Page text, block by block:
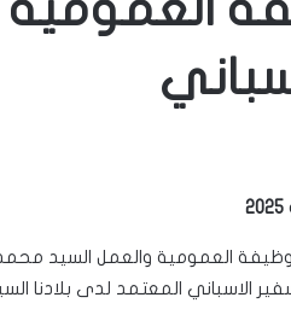
العمومية والعمل السيد
الاسباني المعتمد لدى بلادنا السيد